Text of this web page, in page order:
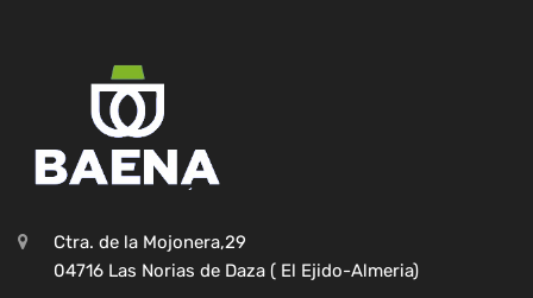
Ctra. de la Mojonera,29
04716 Las Norias de Daza ( El Ejido-Almeria)